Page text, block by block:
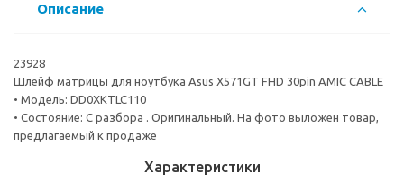
Описание
23928
Шлейф матрицы для ноутбука Asus X571GT FHD 30pin AMIC CABLE
• Модель: DD0XKTLC110
• Состояние: С разбора . Оригинальный. На фото выложен товар,
предлагаемый к продаже
Характеристики